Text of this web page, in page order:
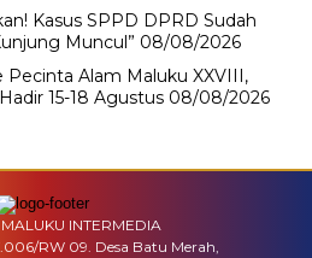
Kasus SPPD DPRD Sudah
Muncul” 08/08/2026
Pecinta Alam Maluku XXVIII,
15-18 Agustus 08/08/2026
INTERMEDIA
RW 09. Desa Batu Merah,